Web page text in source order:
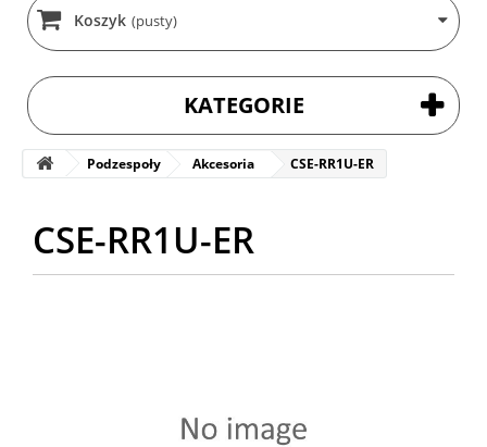
Koszyk (pusty)
KATEGORIE
Podzespoły Akcesoria CSE-RR1U-ER
CSE-RR1U-ER